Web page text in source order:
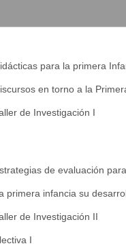
para la primera
en torno a la
de Investigación I
de evaluación
primera infancia su
de Investigación II
I